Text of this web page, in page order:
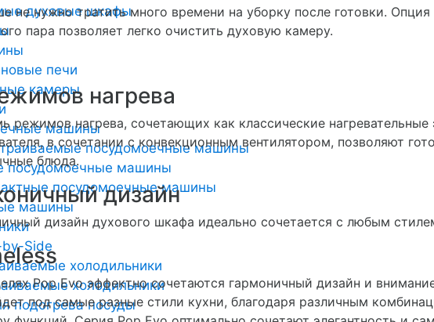
духовые шкафы
печи
камеры
машины
посудомоечные машины
посудомоечные машины
посудомоечные машины
машины
Side
холодильники
холодильники
подогрева посуды
не нужно тратить много времени на уборку после готовки.
пара позволяет легко очистить духовую камеру.
нагрева
режимов нагрева, сочетающих как классические нагревательные
в сочетании с конвекционным вентилятором, позволяют
блюда.
дизайн
дизайн духового шкафа идеально сочетается с любым
Pop Evo эффектно сочетаются гармоничный дизайн и
под самые разные стили кухни, благодаря различным